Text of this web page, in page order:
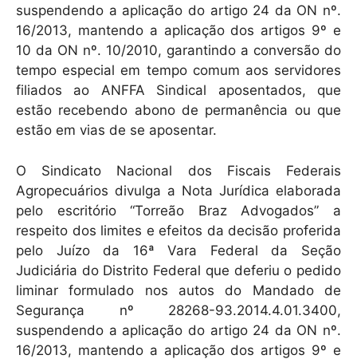
suspendendo a aplicação do artigo 24 da ON nº.
16/2013, mantendo a aplicação dos artigos 9º e
10 da ON nº. 10/2010, garantindo a conversão do
tempo especial em tempo comum aos servidores
filiados ao ANFFA Sindical aposentados, que
estão recebendo abono de permanência ou que
estão em vias de se aposentar.
O Sindicato Nacional dos Fiscais Federais
Agropecuários divulga a Nota Jurídica elaborada
pelo escritório “Torreão Braz Advogados” a
respeito dos limites e efeitos da decisão proferida
pelo Juízo da 16ª Vara Federal da Seção
Judiciária do Distrito Federal que deferiu o pedido
liminar formulado nos autos do Mandado de
Segurança nº 28268-93.2014.4.01.3400,
suspendendo a aplicação do artigo 24 da ON nº.
16/2013, mantendo a aplicação dos artigos 9º e